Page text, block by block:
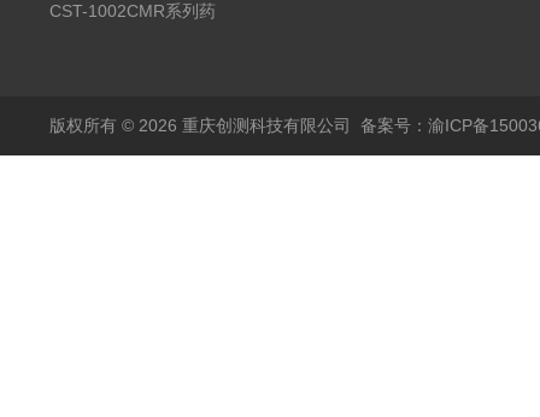
温试验箱
CST-1002CMR系列药
版权所有 © 2026 重庆创测科技有限公司 备案号：渝ICP备